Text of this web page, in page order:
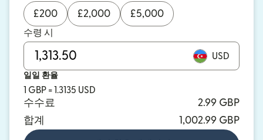
£200 £2,000 £5,000
수령 시
USD
일일 환율
1 GBP = 1.3135 USD
수수료
2.99 GBP
합계
1,002.99 GBP